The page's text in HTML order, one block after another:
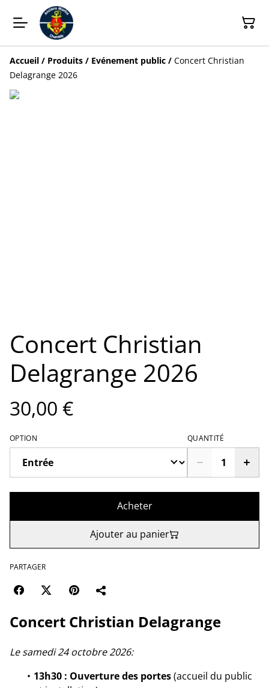
Accueil / Produits / Evénement public / Concert Christian
Delagrange 2026
Concert Christian
Delagrange 2026
30,00 €
OPTION QUANTITÉ
Acheter
Ajouter au panier
PARTAGER
Concert Christian Delagrange
Le samedi 24 octobre 2026:
13h30 : Ouverture des portes(accueil du public